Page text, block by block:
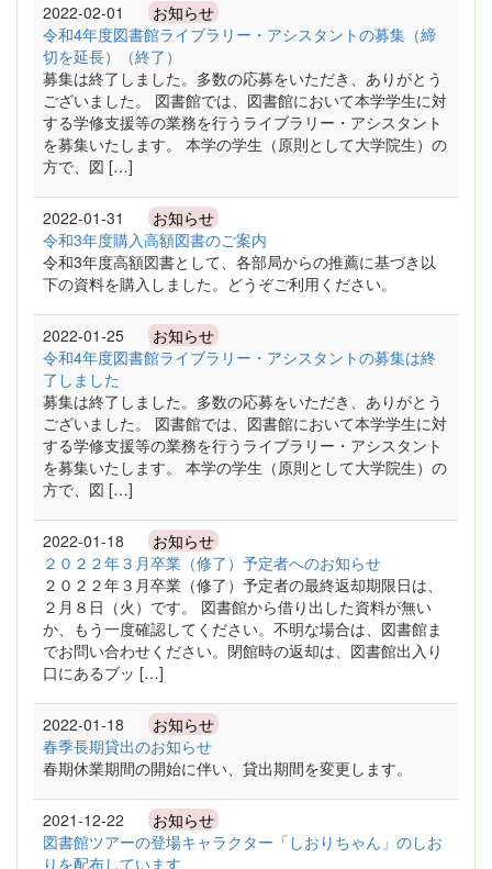
2022-02-01 お知らせ
令和4年度図書館ライブラリー・アシスタントの募集（締
切を延長）（終了）
募集は終了しました。多数の応募をいただき、ありがとう
ございました。 図書館では、図書館において本学学生に対
する学修支援等の業務を行うライブラリー・アシスタント
を募集いたします。 本学の学生（原則として大学院生）の
方で、図 […]
2022-01-31 お知らせ
令和3年度購入高額図書のご案内
令和3年度高額図書として、各部局からの推薦に基づき以
下の資料を購入しました。どうぞご利用ください。
2022-01-25 お知らせ
令和4年度図書館ライブラリー・アシスタントの募集は終
了しました
募集は終了しました。多数の応募をいただき、ありがとう
ございました。 図書館では、図書館において本学学生に対
する学修支援等の業務を行うライブラリー・アシスタント
を募集いたします。 本学の学生（原則として大学院生）の
方で、図 […]
2022-01-18 お知らせ
２０２２年３月卒業（修了）予定者へのお知らせ
２０２２年３月卒業（修了）予定者の最終返却期限日は、
２月８日（火）です。 図書館から借り出した資料が無い
か、もう一度確認してください。不明な場合は、図書館ま
でお問い合わせください。閉館時の返却は、図書館出入り
口にあるブッ […]
2022-01-18 お知らせ
春季長期貸出のお知らせ
春期休業期間の開始に伴い、貸出期間を変更します。
2021-12-22 お知らせ
図書館ツアーの登場キャラクター「しおりちゃん」のしお
りを配布しています